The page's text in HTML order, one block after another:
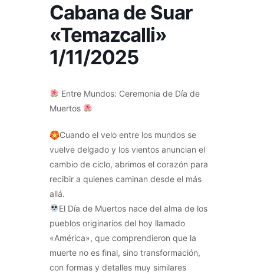
Cabana de Suar
«Temazcalli»
1/11/2025
Entre Mundos: Ceremonia de Día de
Muertos
🏵Cuando el velo entre los mundos se
vuelve delgado y los vientos anuncian el
cambio de ciclo, abrimos el corazón para
recibir a quienes caminan desde el más
allá.
El Día de Muertos nace del alma de los
pueblos originarios del hoy llamado
«América», que comprendieron que la
muerte no es final, sino transformación,
con formas y detalles muy similares